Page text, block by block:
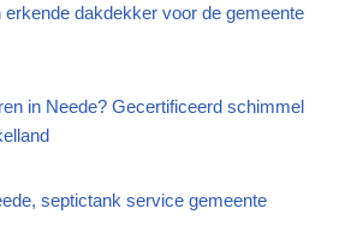
erkende dakdekker voor de gemeente
in Neede? Gecertificeerd schimmel
septictank service gemeente